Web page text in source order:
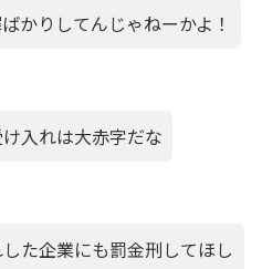
かりしてんじゃねーかよ！
入れは大赤字だな
た企業にも罰金刑してほし